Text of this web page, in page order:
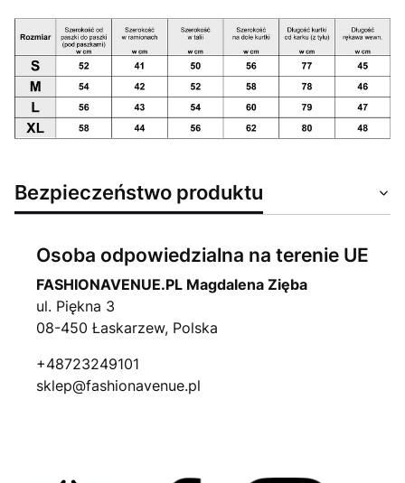
Bezpieczeństwo produktu
Osoba odpowiedzialna na terenie UE
FASHIONAVENUE.PL Magdalena Zięba
ul. Piękna 3
08-450 Łaskarzew, Polska
+48723249101
sklep@fashionavenue.pl